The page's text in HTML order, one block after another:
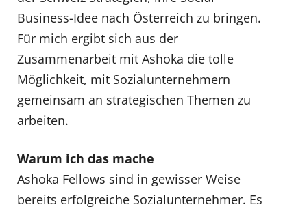
Business-Idee nach Österreich zu bringen.
Für mich ergibt sich aus der
Zusammenarbeit mit Ashoka die tolle
Möglichkeit, mit Sozialunternehmern
gemeinsam an strategischen Themen zu
arbeiten.
Warum ich das mache
Ashoka Fellows sind in gewisser Weise
bereits erfolgreiche Sozialunternehmer. Es